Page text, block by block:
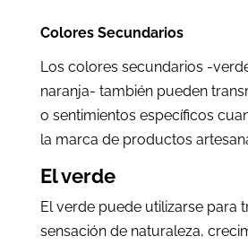
Colores Secundarios
Los colores secundarios -
naranja- también pueden
o sentimientos específicos
la marca de productos
El verde
El verde puede utilizarse para
sensación de naturaleza,